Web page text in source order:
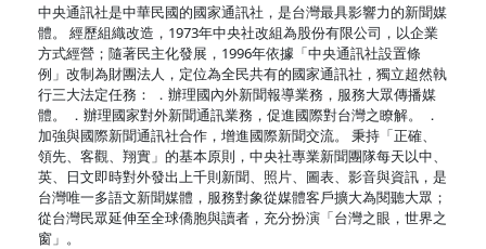
中央通訊社是中華民國的國家通訊社，是台灣最具影響力的新聞媒
體。 經歷組織改造，1973年中央社改組為股份有限公司，以企業
方式經營；隨著民主化發展，1996年依據「中央通訊社設置條
例」改制為財團法人，定位為全民共有的國家通訊社，獨立超然執
行三大法定任務： ．辦理國內外新聞報導業務，服務大眾傳播媒
體。 ．辦理國家對外新聞通訊業務，促進國際對台灣之瞭解。 ．
加強與國際新聞通訊社合作，增進國際新聞交流。 秉持「正確、
領先、客觀、翔實」的基本原則，中央社專業新聞團隊每天以中、
英、日文即時對外發出上千則新聞、照片、圖表、影音與資訊，是
台灣唯一多語文新聞媒體，服務對象從媒體客戶擴大為閱聽大眾；
從台灣民眾延伸至全球僑胞與讀者，充分扮演「台灣之眼，世界之
窗」。